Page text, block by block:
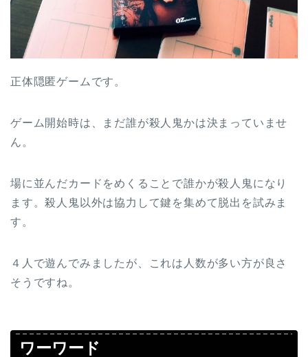
正体隠匿ゲームです。
ゲーム開始時は、まだ誰が殺人鬼かは決まっていませ
ん。
場に並んだカードをめくることで誰かが殺人鬼になり
ます。殺人鬼以外は協力して鍵を集めて脱出を試みま
す。
４人で遊んでみましたが、これは人数が多い方が良さ
そうですね。
ワーワード